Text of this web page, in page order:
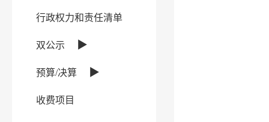
行政权力和责任清单
双公示 ▶
预算/决算 ▶
收费项目